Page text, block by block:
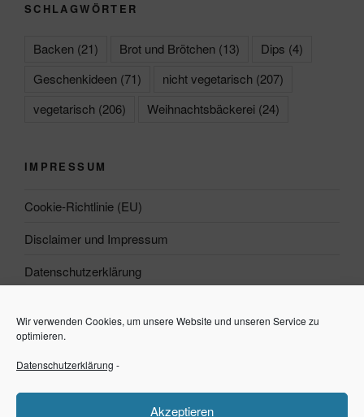
Wir verwenden Cookies, um unsere Website und unseren Service zu
optimieren.
Datenschutzerklärung -
Akzeptieren
SCHLAGWÖRTER
Backen (21) Brot und Brötchen (13) Dips (4)
Geschenkideen (71) nicht vegetarisch (207)
vegetarisch (206) Weihnachtsbäckerei (24)
IMPRESSUM
Cookie-Richtlinie (EU)
Disclaimer und Impressum
Datenschutzerklärung
Suchen